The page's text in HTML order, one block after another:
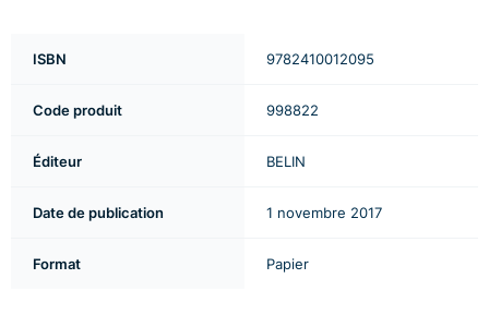
ISBN 9782410012095
Code produit 998822
Éditeur BELIN
Date de publication 1 novembre 2017
Format Papier